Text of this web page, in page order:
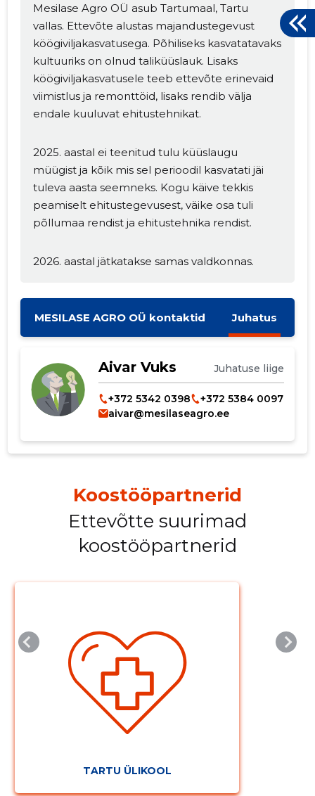
Mesilase Agro OÜ asub Tartumaal, Tartu
vallas. Ettevõte alustas majandustegevust
köögiviljakasvatusega. Põhiliseks kasvatatavaks
kultuuriks on olnud taliküüslauk. Lisaks
köögiviljakasvatusele teeb ettevõte erinevaid
viimistlus ja remonttöid, lisaks rendib välja
endale kuuluvat ehitustehnikat.
2025. aastal ei teenitud tulu küüslaugu
müügist ja kõik mis sel perioodil kasvatati jäi
tuleva aasta seemneks. Kogu käive tekkis
peamiselt ehitustegevusest, väike osa tuli
põllumaa rendist ja ehitustehnika rendist.
2026. aastal jätkatakse samas valdkonnas.
MESILASE AGRO OÜ kontaktid Juhatus
Aivar Vuks Juhatuse liige
+372 5342 0398
+372 5384 0097
aivar@mesilaseagro.ee
Koostööpartnerid
Ettevõtte suurimad
koostööpartnerid
TARTU ÜLIKOOL
kirjeldust
MUUDA